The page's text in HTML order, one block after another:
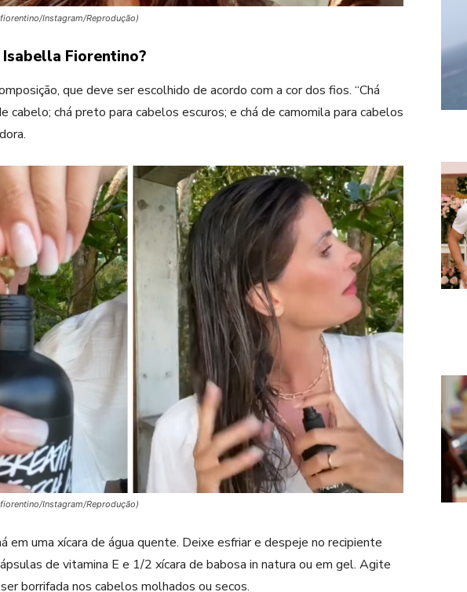
Instagram/Reprodução)
Fiorentino?
que deve ser escolhido de acordo com a cor dos fios. “Chá
cabelo; chá preto para cabelos escuros; e chá de camomila para cabelos
Instagram/Reprodução)
em uma xícara de água quente. Deixe esfriar e despeje no recipiente
de vitamina E e 1/2 xícara de babosa in natura ou em gel. Agite
borrifada nos cabelos molhados ou secos.